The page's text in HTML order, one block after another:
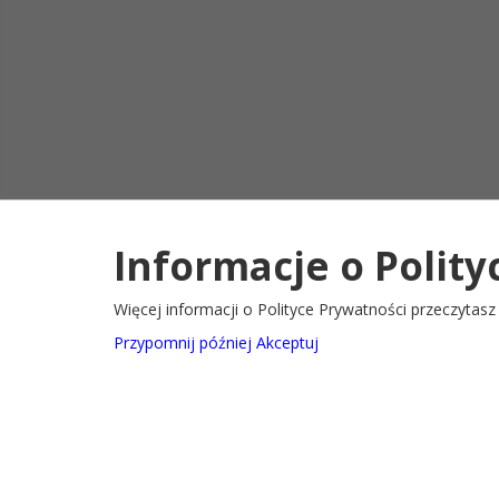
2022@ Oficjalny serwis internetowy Gminy Ryglice Deklaracja
Informacje o
Więcej informacji o Polityce Prywatności przeczytasz
Przypomnij później Akceptuj